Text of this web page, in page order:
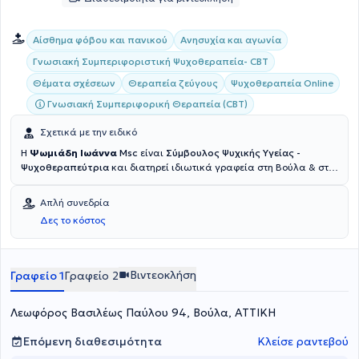
Αίσθημα φόβου και πανικού
Ανησυχία και αγωνία
Γνωσιακή Συμπεριφοριστική Ψυχοθεραπεία- CBT
Θέματα σχέσεων
Θεραπεία ζεύγους
Ψυχοθεραπεία Online
Γνωσιακή Συμπεριφορική Θεραπεία (CBT)
Σχετικά με την ειδικό
Η Ψωμιάδη Ιωάννα Msc είναι Σύμβουλος Ψυχικής Υγείας -
Ψυχοθεραπεύτρια και διατηρεί ιδιωτικά γραφεία στη Βούλα & στις
Κολλέγιο Αθηνών και κατέχει
Συμπεριφοριστικής Θεωρίας & Κλινικής Πράξης από το Εθνικό
Καποδιστριακό Πανεπιστήμιο Αθηνών (ΕΚΠΑ)
σπουδές της, έλαβε Μεταπτυχιακό τίτλο στη Διαχείριση
University και ολοκλήρωσε το πρόγραμμα Ομαδικής
Ψυχοθεραπείας στο Αθηναϊκό Κέντρο Μελέτης Ανθρώπου (ΑΚΜΑ),
Effects of mirrors on individual human behavior. Στη συνέχεια, μέσα
σε ομαδικά προγράμματα ψυχοθεραπείας σε διάφορα κέντρα
Απλή συνεδρία
Δες το κόστος
Γραφείο 1Γραφείο 2 Βιντεοκλήση
Λεωφόρος Βασιλέως Παύλου 94, Βούλα, ΑΤΤΙΚΗ
Επόμενη διαθεσιμότητα
Κλείσε ραντεβού